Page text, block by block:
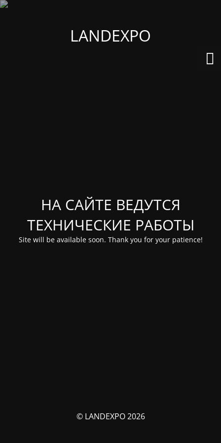
LANDEXPO
НА САЙТЕ ВЕДУТСЯ
ТЕХНИЧЕСКИЕ РАБОТЫ
Site will be available soon. Thank you for your patience!
© LANDEXPO 2026